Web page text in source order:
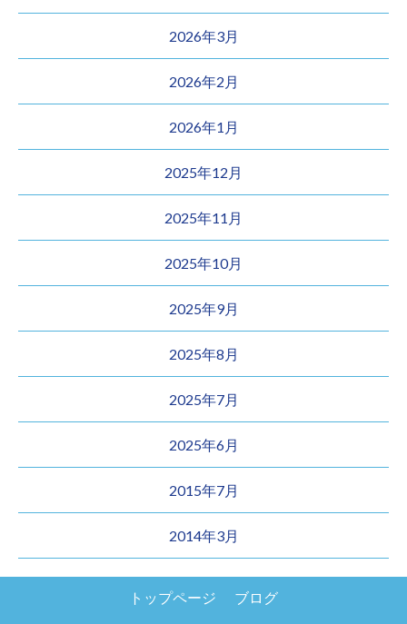
2026年3月
2026年2月
2026年1月
2025年12月
2025年11月
2025年10月
2025年9月
2025年8月
2025年7月
2025年6月
2015年7月
2014年3月
トップページ ブログ